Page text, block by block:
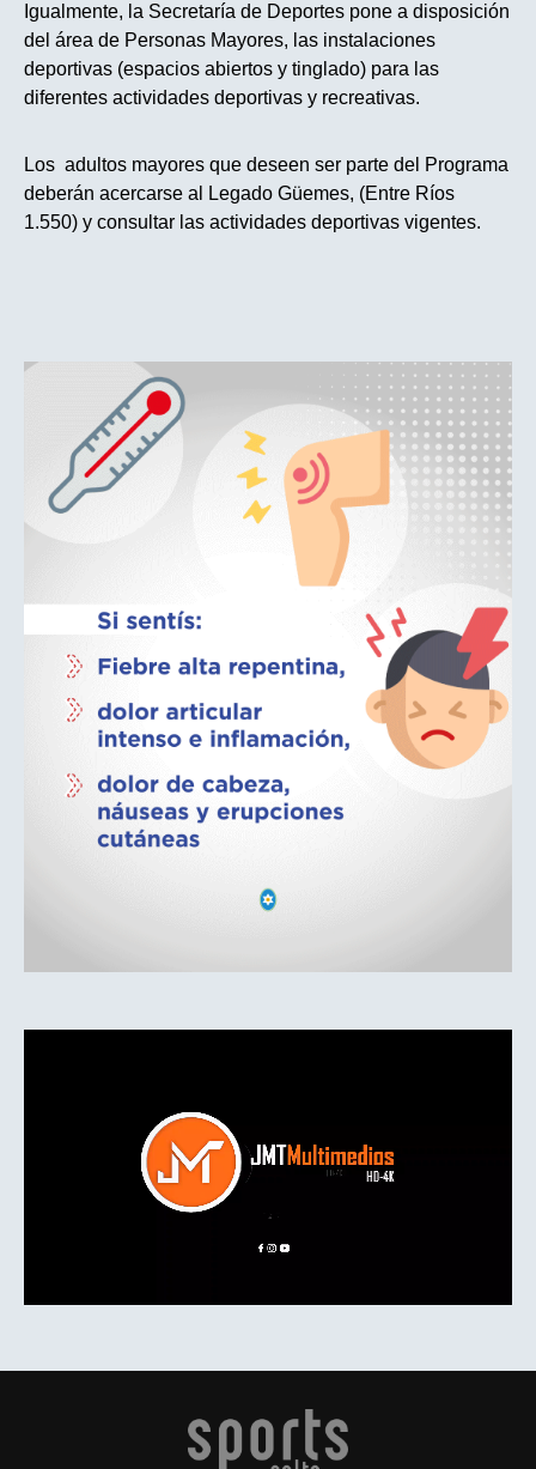
Igualmente, la Secretaría de Deportes pone a disposición
del área de Personas Mayores, las instalaciones
deportivas (espacios abiertos y tinglado) para las
diferentes actividades deportivas y recreativas.
Los adultos mayores que deseen ser parte del Programa
deberán acercarse al Legado Güemes, (Entre Ríos
1.550) y consultar las actividades deportivas vigentes.